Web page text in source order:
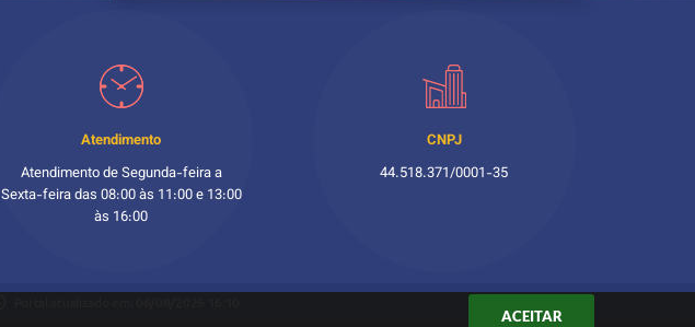
ACEITAR
Atendimento
Atendimento de Segunda-feira a
Sexta-feira das 08:00 às 11:00 e 13:00
às 16:00
CNPJ
44.518.371/0001-35